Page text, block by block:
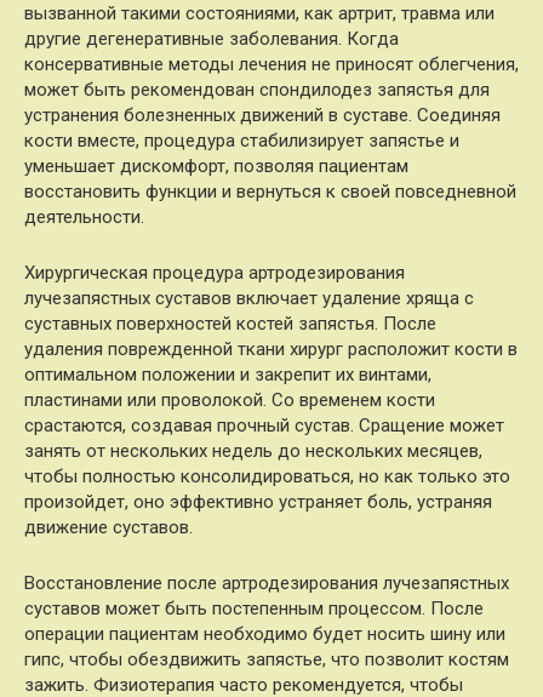
вызванной такими состояниями, как артрит, травма или
другие дегенеративные заболевания. Когда
консервативные методы лечения не приносят облегчения,
может быть рекомендован спондилодез запястья для
устранения болезненных движений в суставе. Соединяя
кости вместе, процедура стабилизирует запястье и
уменьшает дискомфорт, позволяя пациентам
восстановить функции и вернуться к своей повседневной
деятельности.
Хирургическая процедура артродезирования
лучезапястных суставов включает удаление хряща с
суставных поверхностей костей запястья. После
удаления поврежденной ткани хирург расположит кости в
оптимальном положении и закрепит их винтами,
пластинами или проволокой. Со временем кости
срастаются, создавая прочный сустав. Сращение может
занять от нескольких недель до нескольких месяцев,
чтобы полностью консолидироваться, но как только это
произойдет, оно эффективно устраняет боль, устраняя
движение суставов.
Восстановление после артродезирования лучезапястных
суставов может быть постепенным процессом. После
операции пациентам необходимо будет носить шину или
гипс, чтобы обездвижить запястье, что позволит костям
зажить. Физиотерапия часто рекомендуется, чтобы